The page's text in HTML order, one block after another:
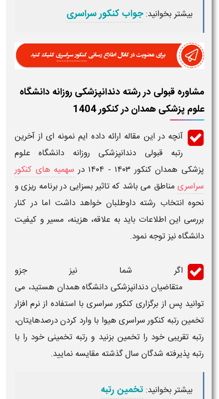
بیشتر بخوانید:جواب کنکور سراسری
مشاوره قبولی در رشته دندانپزشکی روزانه دانشگاه
علوم پزشکی همدان در کنکور 1404
آنچه در این مقاله ارائه داده ایم نمونه ای ازآخرین
رتبه قبولی دندانپزشکی روزانه دانشگاه علوم
پزشکی همدان کنکور ۱۴۰۳ - ۱۴۰۴ در سهمیه های کنکور
سراسری مناطق می باشد که تاثیر بسزایی در برنامه ریزی و
نحوه انتخاب رشته داوطلبان خواهد داشت اما در کنار
بررسی این اطلاعات باید به علاقه، هزینه، مسیر و کیفیت
دانشگاهنیز توجه نمود.
اگر شما نیز جزو
متقاضیان دندانپزشکی دانشگاه همدان هستید، می
توانید پس از برگزاری کنکور سراسری با استفاده از نرم افزار
تخمین رتبه کنکور سراسری هیوا با وارد کردن درصدهایتان،
رتبهتقریبی خود را تخمین بزنید و رتبه تخمینی خود را با
رتبه پذیرفته شدگان سال گذشته مقایسه نمایید.
بیشتر بخوانید: تخمین رتبه